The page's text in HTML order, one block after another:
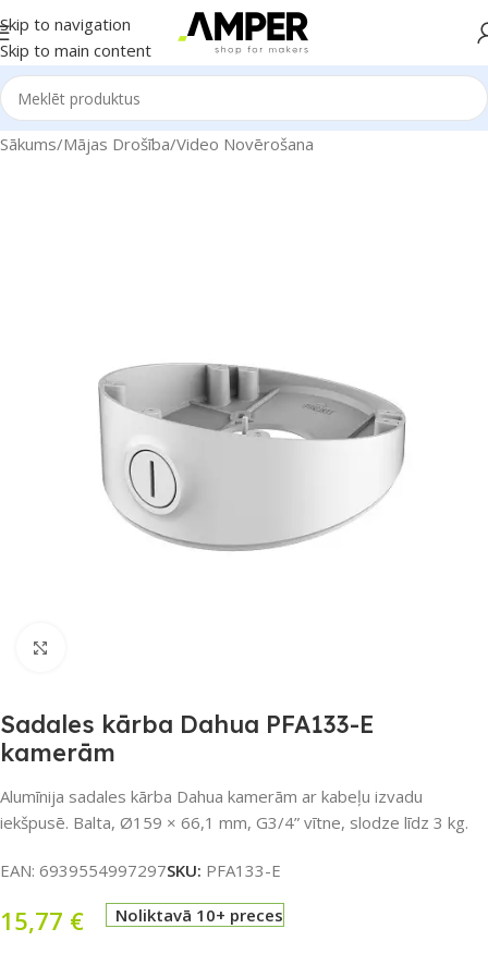
Skip to navigation
Skip to main content
Sākums/Mājas Drošība/Video Novērošana
Sadales kārba Dahua PFA133-E
kamerām
Alumīnija sadales kārba Dahua kamerām ar kabeļu izvadu
iekšpusē. Balta, Ø159 × 66,1 mm, G3/4” vītne, slodze līdz 3 kg.
EAN: 6939554997297SKU: PFA133-E
15,77 € Noliktavā 10+ preces